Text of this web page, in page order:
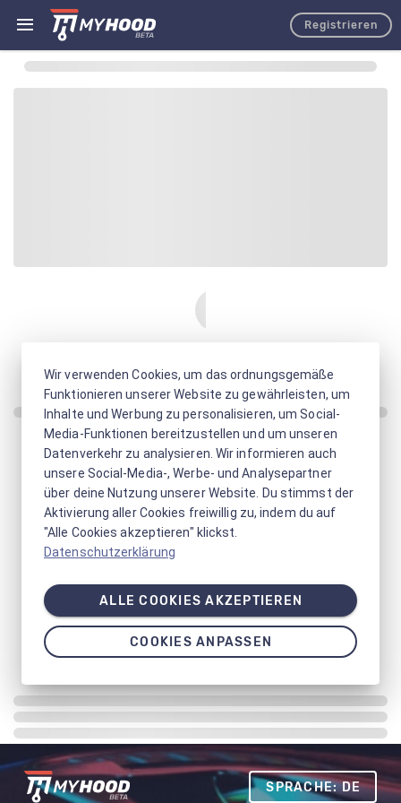
Registrieren
SPRACHE: DE
Wir verwenden Cookies, um das ordnungsgemäße
Funktionieren unserer Website zu gewährleisten, um
Inhalte und Werbung zu personalisieren, um Social-
Media-Funktionen bereitzustellen und um unseren
Datenverkehr zu analysieren. Wir informieren auch
unsere Social-Media-, Werbe- und Analysepartner
über deine Nutzung unserer Website. Du stimmst der
Aktivierung aller Cookies freiwillig zu, indem du auf
"Alle Cookies akzeptieren" klickst.
Datenschutzerklärung
ALLE COOKIES AKZEPTIEREN
COOKIES ANPASSEN